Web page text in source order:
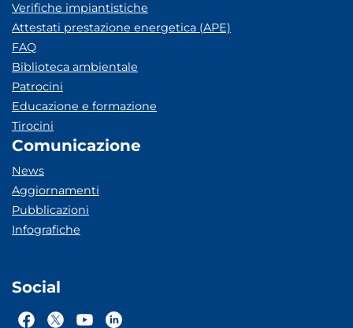
Verifiche impiantistiche
Attestati prestazione energetica (APE)
FAQ
Biblioteca ambientale
Patrocini
Educazione e formazione
Tirocini
Comunicazione
News
Aggiornamenti
Pubblicazioni
Infografiche
Social